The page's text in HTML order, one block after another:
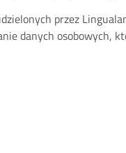
przez
danych osobowych,